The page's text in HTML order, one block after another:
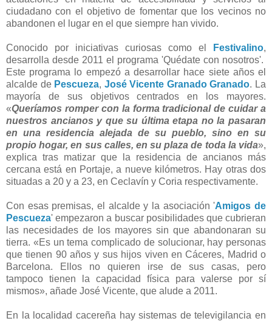
ciudadano con el objetivo de fomentar que los vecinos no
abandonen el lugar en el que siempre han vivido.
Conocido por iniciativas curiosas como el Festivalino,
desarrolla desde 2011 el programa 'Quédate con nosotros'.
Este programa lo empezó a desarrollar hace siete años el
alcalde de Pescueza, José Vicente Granado Granado. La
mayoría de sus objetivos centrados en los mayores.
«Queríamos romper con la forma tradicional de cuidar a
nuestros ancianos y que su última etapa no la pasaran
en una residencia alejada de su pueblo, sino en su
propio hogar, en sus calles, en su plaza de toda la vida»,
explica tras matizar que la residencia de ancianos más
cercana está en Portaje, a nueve kilómetros. Hay otras dos
situadas a 20 y a 23, en Ceclavín y Coria respectivamente.
Con esas premisas, el alcalde y la asociación 'Amigos de
Pescueza' empezaron a buscar posibilidades que cubrieran
las necesidades de los mayores sin que abandonaran su
tierra. «Es un tema complicado de solucionar, hay personas
que tienen 90 años y sus hijos viven en Cáceres, Madrid o
Barcelona. Ellos no quieren irse de sus casas, pero
tampoco tienen la capacidad física para valerse por sí
mismos», añade José Vicente, que alude a 2011.
En la localidad cacereña hay sistemas de televigilancia en